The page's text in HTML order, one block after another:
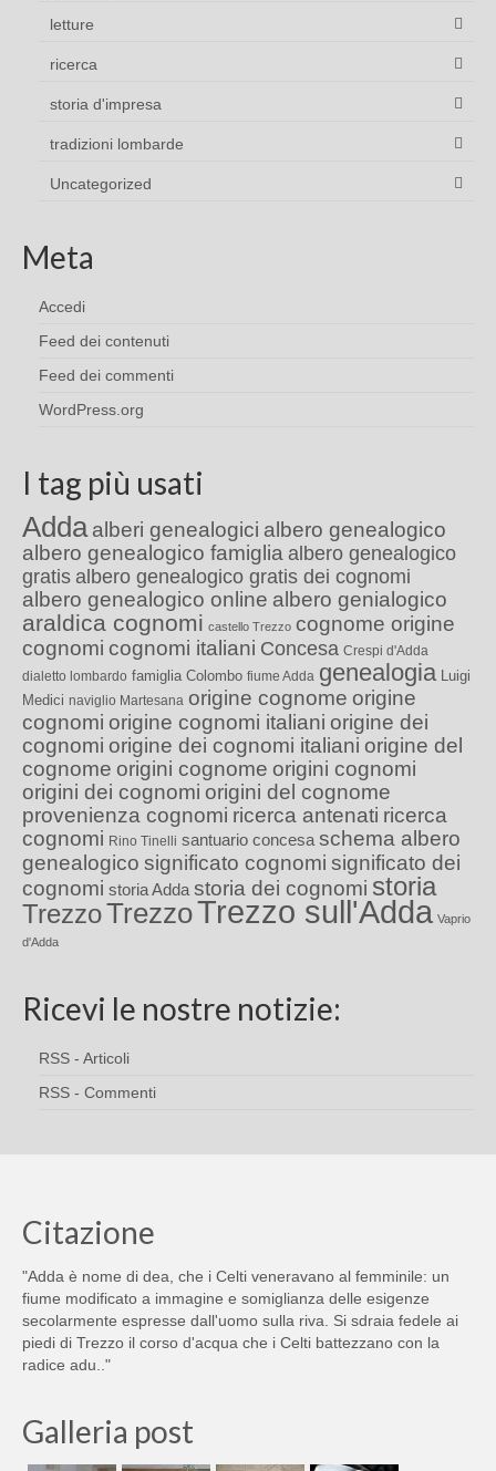
letture
ricerca
storia d'impresa
tradizioni lombarde
Uncategorized
Meta
Accedi
Feed dei contenuti
Feed dei commenti
WordPress.org
I tag più usati
Adda alberi genealogici albero genealogico
albero genealogico famiglia albero genealogico
gratis albero genealogico gratis dei cognomi
albero genealogico online albero genialogico
araldica cognomi castello Trezzo cognome origine
cognomi cognomi italiani Concesa Crespi d'Adda
dialetto lombardo famiglia Colombo fiume Adda genealogia Luigi
Medici naviglio Martesana origine cognome origine
cognomi origine cognomi italiani origine dei
cognomi origine dei cognomi italiani origine del
cognome origini cognome origini cognomi
origini dei cognomi origini del cognome
provenienza cognomi ricerca antenati ricerca
cognomi Rino Tinelli santuario concesa schema albero
genealogico significato cognomi significato dei
cognomi storia Adda storia dei cognomi storia
TrezzoTrezzoTrezzo sull'Adda Vaprio
d'Adda
Ricevi le nostre notizie:
RSS - Articoli
RSS - Commenti
Citazione
"Adda è nome di dea, che i Celti veneravano al femminile: un
fiume modificato a immagine e somiglianza delle esigenze
secolarmente espresse dall'uomo sulla riva. Si sdraia fedele ai
piedi di Trezzo il corso d'acqua che i Celti battezzano con la
radice adu.."
Galleria post